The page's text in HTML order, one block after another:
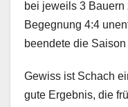
bei jeweils 3
Begegnung 4:4
beendete die
Gewiss ist Schach
gute Ergebnis, die